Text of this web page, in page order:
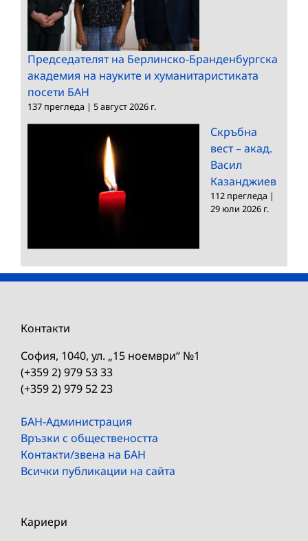
Председателят на Берлинско-Бранденбургска
академия на науките и хуманитаристиката
посети БАН
137 прегледа | 5 август 2026 г.
Скръбна
вест – акад.
Васил
Казанджиев
112 прегледа |
29 юли 2026 г.
Контакти
София, 1040, ул. „15 ноември“ №1
(+359 2) 979 53 33
(+359 2) 979 52 23
БАН-Администрация
Връзки с обществеността
Контакти/звена на БАН
Всички публикации на сайта
Кариери